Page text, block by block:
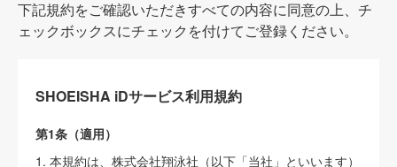
下記規約をご確認いただきすべての内容に同意の上、チ
ェックボックスにチェックを付けてご登録ください。
SHOEISHA iDサービス利用規約
第1条（適用）
1. 本規約は、株式会社翔泳社（以下「当社」といいます）